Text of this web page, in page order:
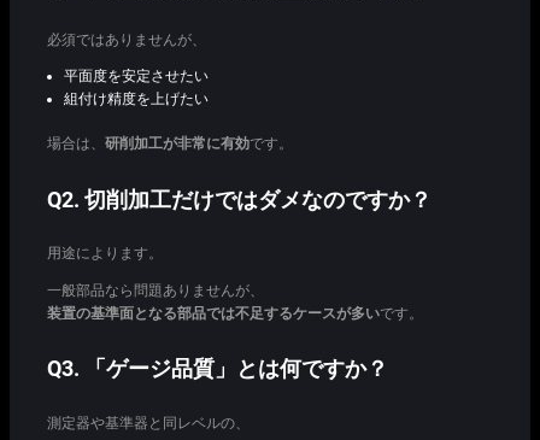
必須ではありませんが、
平面度を安定させたい
組付け精度を上げたい
場合は、 研削加工が非常に有効です。
Q2. 切削加工だけではダメなのですか？
用途によります。
一般部品なら問題ありませんが、
装置の基準面となる部品では不足するケースが多いです。
Q3. 「ゲージ品質」とは何ですか？
測定器や基準器と同レベルの、